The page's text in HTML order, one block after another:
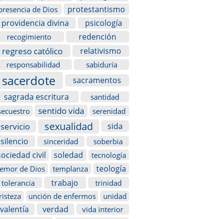
de Dios
protestantismo
providencia divina
psicología
recogimiento redención
regreso católico relativismo
responsabilidad sabiduría
sacerdote
sacramentos
sagrada escritura
santidad
sentido vida serenidad
servicio sexualidad
sida
silencio
sinceridad soberbia
civil soledad
tecnología
de Dios
templanza teología
tolerancia trabajo
trinidad
unción de enfermos unidad
valentía verdad vida interior